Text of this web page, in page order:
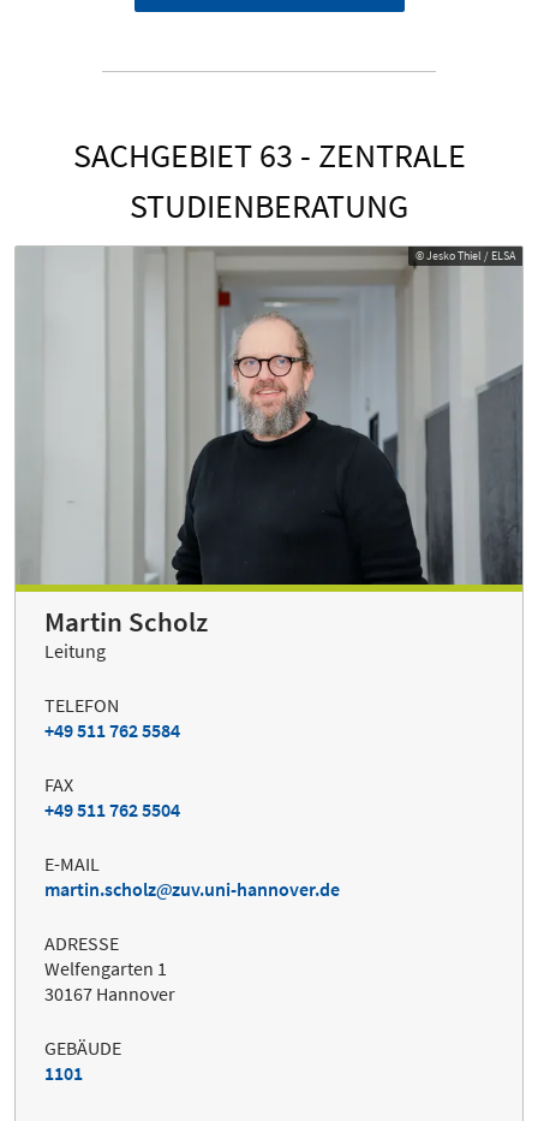
SACHGEBIET 63 - ZENTRALE
STUDIENBERATUNG
© Jesko Thiel / ELSA
Martin Scholz
Leitung
TELEFON
+49 511 762 5584
FAX
+49 511 762 5504
E-MAIL
martin.scholz
zuv.uni-hannover.de
ADRESSE
Welfengarten 1
30167 Hannover
GEBÄUDE
1101